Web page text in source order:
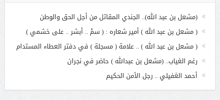
(مشعل بن عبد الله).. الجندي المقاتل من أجل الحق والوطن
( مشعل بن عبد الله ) أمير شعاره : ( سمْ .. أبشر .. على خشمي )
( مشعل بن عبد الله ) .. علامة ( مسجلة ) في دفتر العطاء المستدام
رغم الغياب.. (مشعل بن عبدالله ) حاضر في نجران
أحمد الغفيلي .. رجل الأمن الحكيم